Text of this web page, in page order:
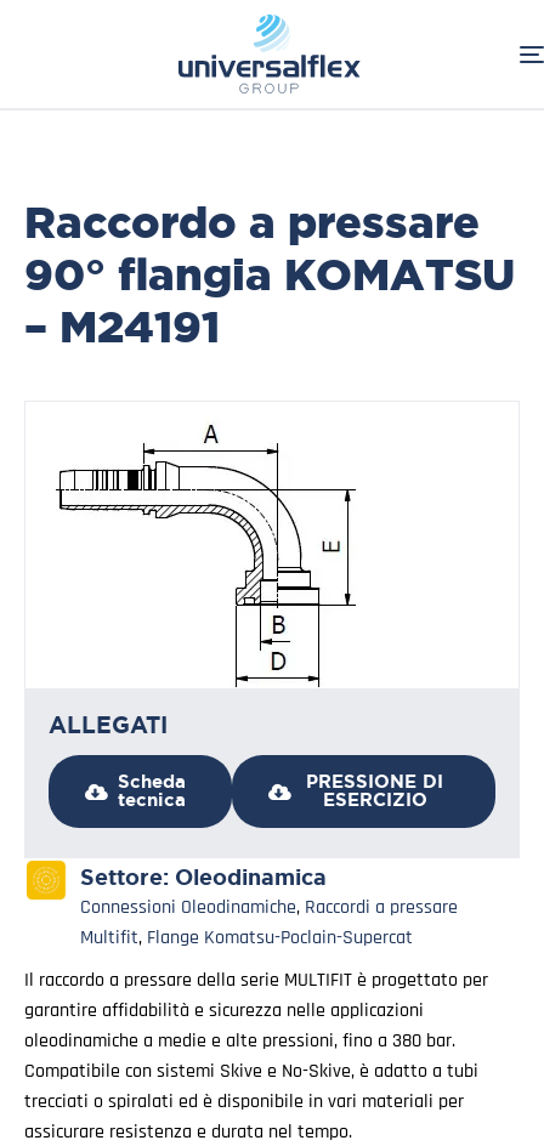
Connessioni Oleodinamiche
Flange Komatsu-Poclain-Supercat
Raccordo a pressare
90° flangia KOMATSU
– M24191
ALLEGATI
Scheda
tecnica
PRESSIONE DI
ESERCIZIO
Settore: Oleodinamica
Connessioni Oleodinamiche, Raccordi a pressare
Multifit, Flange Komatsu-Poclain-Supercat
Il raccordo a pressare della serie MULTIFIT è progettato per
garantire affidabilità e sicurezza nelle applicazioni
oleodinamiche a medie e alte pressioni, fino a 380 bar.
Compatibile con sistemi Skive e No-Skive, è adatto a tubi
trecciati o spiralati ed è disponibile in vari materiali per
assicurare resistenza e durata nel tempo.